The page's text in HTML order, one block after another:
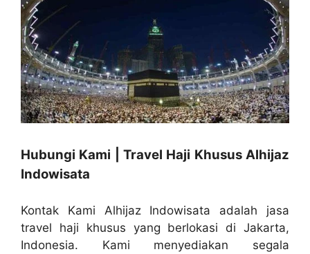
Hubungi Kami | Travel Haji Khusus Alhijaz
Indowisata
Kontak Kami Alhijaz Indowisata adalah jasa
travel haji khusus yang berlokasi di Jakarta,
Indonesia. Kami menyediakan segala